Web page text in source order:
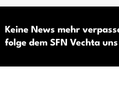
Keine News mehr
folge dem SFN Vechta